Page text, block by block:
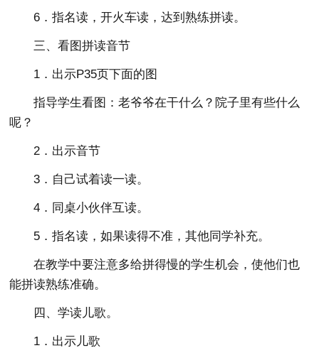
6．指名读，开火车读，达到熟练拼读。
三、看图拼读音节
1．出示P35页下面的图
指导学生看图：老爷爷在干什么？院子里有些什么
呢？
2．出示音节
3．自己试着读一读。
4．同桌小伙伴互读。
5．指名读，如果读得不准，其他同学补充。
在教学中要注意多给拼得慢的学生机会，使他们也
能拼读熟练准确。
四、学读儿歌。
1．出示儿歌